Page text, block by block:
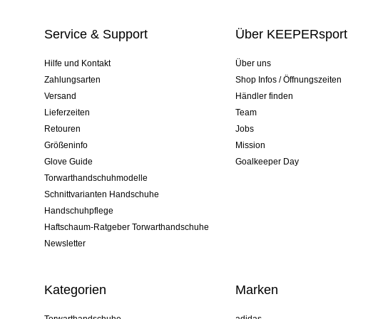
Service & Support
Hilfe und Kontakt
Zahlungsarten
Versand
Lieferzeiten
Retouren
Größeninfo
Glove Guide
Torwarthandschuhmodelle
Schnittvarianten Handschuhe
Handschuhpflege
Haftschaum-Ratgeber Torwarthandschuhe
Newsletter
Über KEEPERsport
Über uns
Shop Infos / Öffnungszeiten
Händler finden
Team
Jobs
Mission
Goalkeeper Day
Kategorien Marken